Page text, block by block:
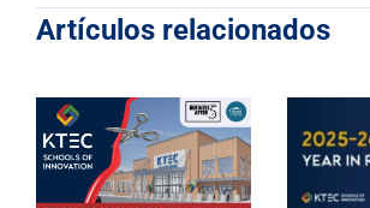
Artículos relacionados